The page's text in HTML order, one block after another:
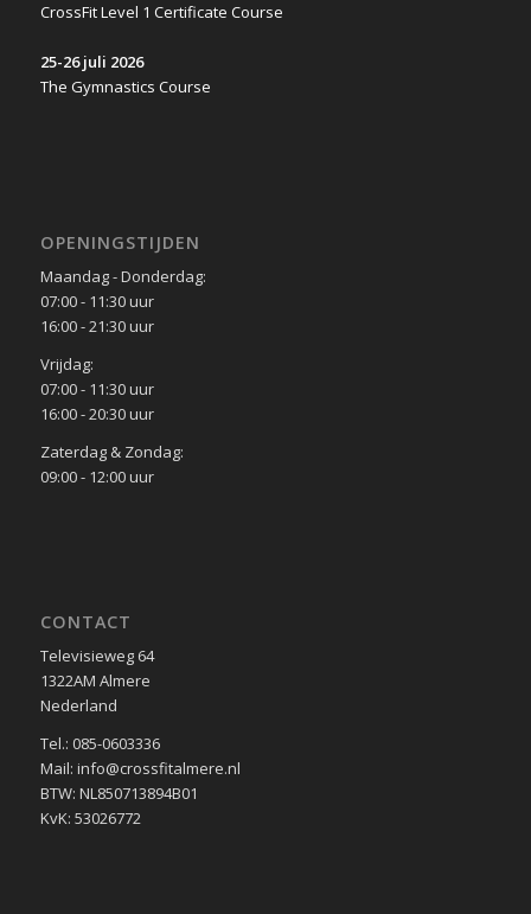
CrossFit Level 1 Certificate Course
25-26 juli 2026
The Gymnastics Course
OPENINGSTIJDEN
Maandag - Donderdag:
07:00 - 11:30 uur
16:00 - 21:30 uur
Vrijdag:
07:00 - 11:30 uur
16:00 - 20:30 uur
Zaterdag & Zondag:
09:00 - 12:00 uur
CONTACT
Televisieweg 64
1322AM Almere
Nederland
Tel.: 085-0603336
Mail: info@crossfitalmere.nl
BTW: NL850713894B01
KvK: 53026772